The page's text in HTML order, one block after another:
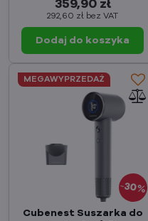
359,90 zł
292,60 zł bez VAT
Dodaj do koszyka
30%
MEGAWYPRZEDAŻ
Cubenest Suszarka do